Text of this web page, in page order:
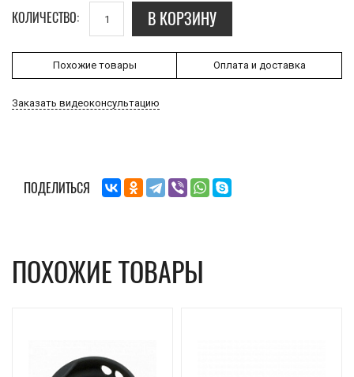
КОЛИЧЕСТВО: В КОРЗИНУ
Похожие товары Оплата и доставка
Заказать видеоконсультацию
ПОДЕЛИТЬСЯ
ПОХОЖИЕ ТОВАРЫ